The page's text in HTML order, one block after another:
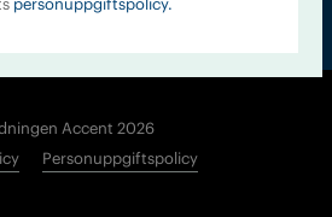
Accent 2026
Personuppgiftspolicy
personuppgiftspolicy.